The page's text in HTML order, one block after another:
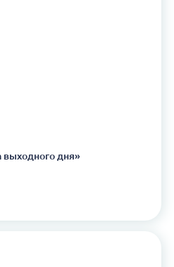
выходного дня»